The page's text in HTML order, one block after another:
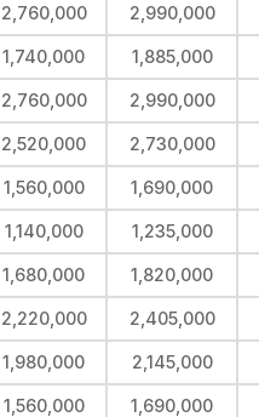
2,760,000 2,990,000
1,740,000 1,885,000
2,760,000 2,990,000
2,520,000 2,730,000
1,560,000 1,690,000
1,140,000 1,235,000
1,680,000 1,820,000
2,220,000 2,405,000
1,980,000 2,145,000
1,560,000 1,690,000